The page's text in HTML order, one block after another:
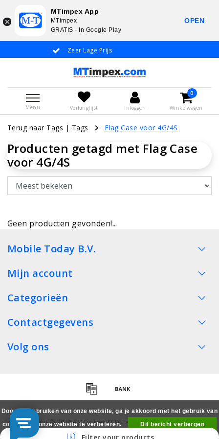
Zeer Lage Prijs
Menu Verlanglijst Inloggen
0
Winkelwagen
Terug naar Tags | Tags Flag Case voor 4G/4S
Producten getagd met Flag Case
voor 4G/4S
Geen producten gevonden!...
Mobile Today B.V.
Mijn account
Categorieën
Contactgegevens
Volg ons
Copyright © 2026 - MTimpex LCD Parts Cases Groothandel
Smartphone - All rights reserved
Door het gebruiken van onze website, ga je akkoord met het gebruik van
cookies om onze website te verbeteren.
Dit bericht verbergen
Meer over cookies »
MTimpex App
MTimpex
GRATIS - In Google Play
OPEN